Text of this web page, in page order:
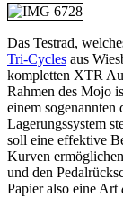
Das Testrad,
Tri-Cycles aus
kompletten XTR
Rahmen des Mojo
einem
Lagerungssystem
soll eine effektive
Kurven
und den
Papier also eine Art